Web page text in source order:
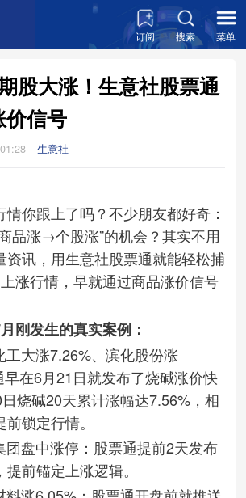
订阅 搜索 菜单
股大涨！生意社股票通
信号
生意社
你跟上了吗？不少朋友都好奇：
品涨→个股涨”的机会？其实不用
资讯，用生意社股票通就能轻松捕
涨行情，早就通过商品涨价信号
刚发生的真实案例：
工大涨7.26%、滨化股份涨
在6月21日就发布了烧碱涨价快
烧碱20天累计涨幅达7.56%，相
锁定行情。
团盘中涨停：股票通提前2天发布
前锚定上涨逻辑。